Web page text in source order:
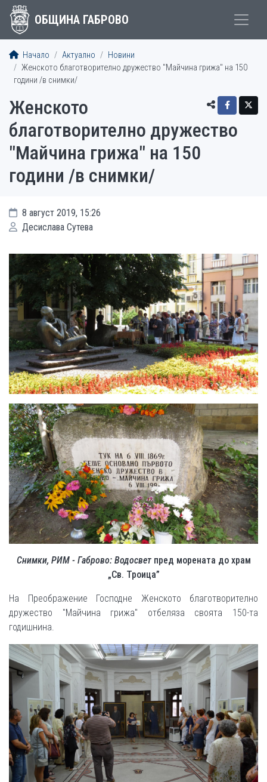
ОБЩИНА ГАБРОВО
Начало Актуално
Новини
Женското благотворително дружество "Майчина грижа" на 150
години /в снимки/
Женското
благотворително дружество
"Майчина грижа" на 150
години /в снимки/
8 август 2019, 15:26
Десислава Сутева
Снимки, РИМ - Габрово: Водосветпред морената до храм
„Св. Троица”
На Преображение Господне Женското благотворително
дружество "Майчина грижа" отбеляза своята 150-та
годишнина.